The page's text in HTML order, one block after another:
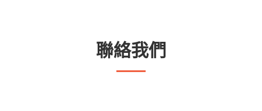
聯絡我們